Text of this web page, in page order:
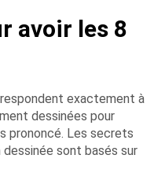
avoir les 8
exactement à
dessinées pour
prononcé. Les secrets
sont basés sur